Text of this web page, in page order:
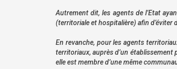
Autrement dit, les agents de l’Etat
(territoriale et hospitalière) afin d’éviter
En revanche, pour les agents
territoriaux, auprès d’un
elle est membre d’une même